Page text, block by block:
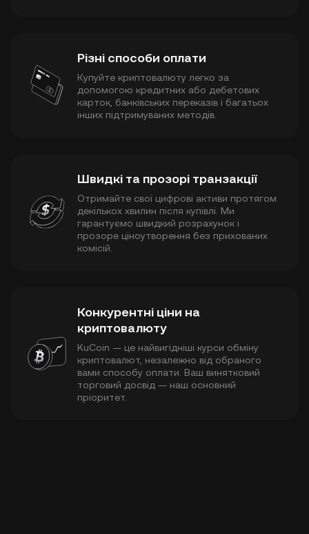
Різні способи оплати
Купуйте криптовалюту легко за
допомогою кредитних або дебетових
карток, банківських переказів і багатьох
інших підтримуваних методів.
Швидкі та прозорі транзакції
Отримайте свої цифрові активи протягом
декількох хвилин після купівлі. Ми
гарантуємо швидкий розрахунок і
прозоре ціноутворення без прихованих
комісій.
Конкурентні ціни на
криптовалюту
KuCoin — це найвигідніші курси обміну
криптовалют, незалежно від обраного
вами способу оплати. Ваш винятковий
торговий досвід — наш основний
пріоритет.